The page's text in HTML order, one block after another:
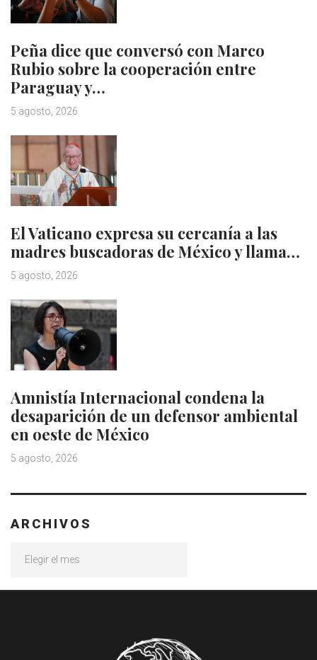
Peña dice que conversó con Marco
Rubio sobre la cooperación entre
Paraguay y…
5 agosto, 2026
El Vaticano expresa su cercanía a las
madres buscadoras de México y llama…
5 agosto, 2026
Amnistía Internacional condena la
desaparición de un defensor ambiental
en oeste de México
5 agosto, 2026
ARCHIVOS